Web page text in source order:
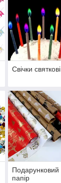
Свічки святкові
Подарунковий
папір